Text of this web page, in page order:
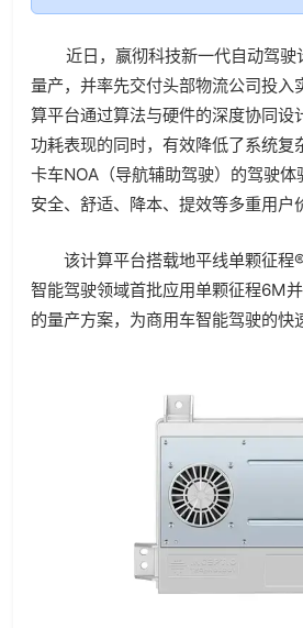
近日，嬴彻科技新一代自动驾驶
量产，并率先交付头部物流公司投
算平台通过算法与硬件的深度协同设
功耗表现的同时，有效降低了系统复
卡车NOA（导航辅助驾驶）的驾驶
安全、舒适、降本、提效等多重用户
该计算平台搭载地平线单颗征程
智能驾驶领域首批应用单颗征程6M
的量产方案，为商用车智能驾驶的快